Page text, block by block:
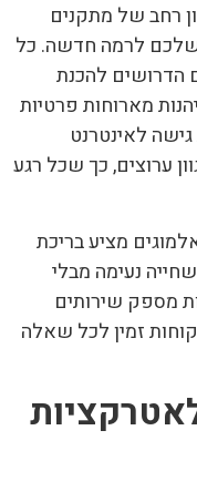
רחב של מתקנים
לרמה חדשה. כל
הדרושים להכנת
מארוחות פרטיות
לאינטרנט
ערוצים, כך שכל רגע
מציע בריכת
נעימה מבלי
מספק שירותים
זמין לכל שאלה